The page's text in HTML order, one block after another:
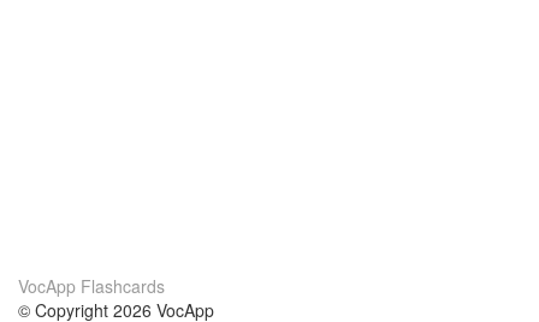
VocApp Flashcards
© Copyright 2026 VocApp